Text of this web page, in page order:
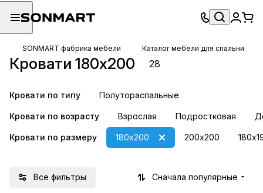
SONMART фабрика мебели Каталог мебели для спальни
Кровати 180х200 28
Кровати по типу Полутораспальные
Кровати по возрасту Взрослая Подростковая
Кровати по размеру 200х200
180х200
Все фильтры Сначала популярные